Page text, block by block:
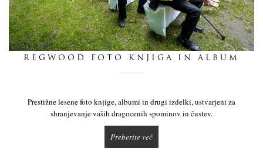
dnevnik
REGWOOD FOTO KNJIGA IN ALBUM
Prestižne lesene foto knjige, albumi in drugi izdelki, ustvarjeni za
shranjevanje vaših dragocenih spominov in čustev.
Preberite več